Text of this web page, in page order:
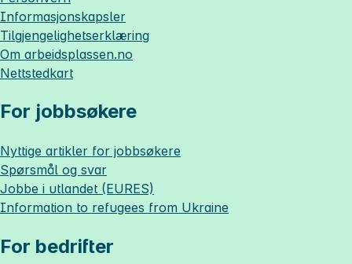
Informasjonskapsler
Tilgjengelighetserklæring
Om arbeidsplassen.no
Nettstedkart
For jobbsøkere
Nyttige artikler for jobbsøkere
Spørsmål og svar
Jobbe i utlandet (EURES)
Information to refugees from Ukraine
For bedrifter